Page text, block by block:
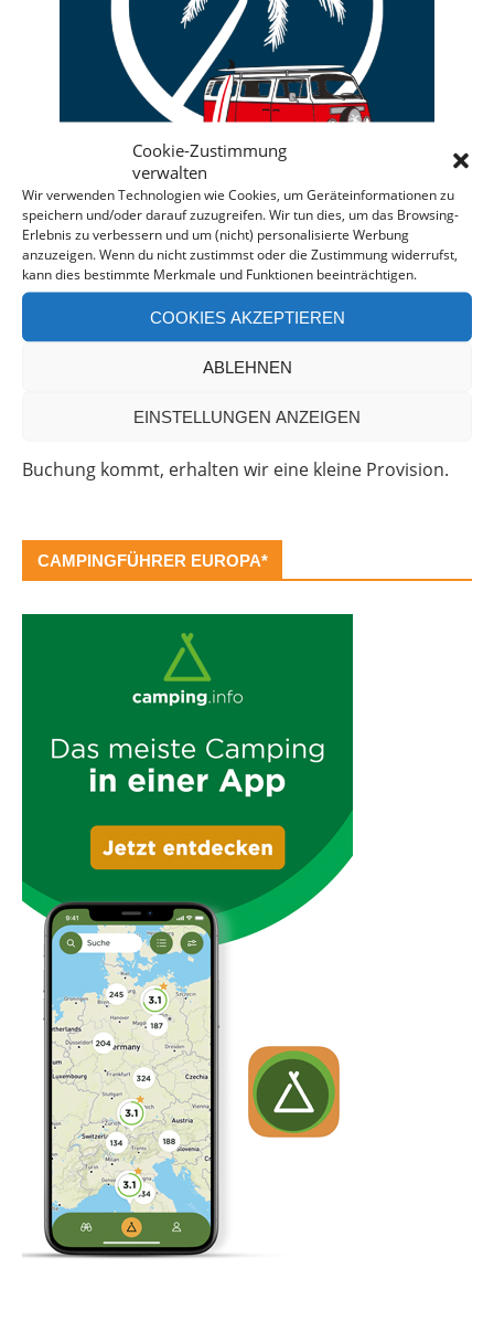
Cookie-Zustimmung
verwalten
Wir verwenden Technologien wie Cookies, um Geräteinformationen zu
speichern und/oder darauf zuzugreifen. Wir tun dies, um das Browsing-
Erlebnis zu verbessern und um (nicht) personalisierte Werbung
anzuzeigen. Wenn du nicht zustimmst oder die Zustimmung widerrufst,
kann dies bestimmte Merkmale und Funktionen beeinträchtigen.
COOKIES AKZEPTIEREN
ABLEHNEN
EINSTELLUNGEN ANZEIGEN
Deine individuelle Beratung bei der Campermiete
in Deutschland und Europa.
Bei einer Anfrage über diesen Banner erhältst Du
Rabatt! *
Offenlegung: Die Anfrage bei der Camper Oase ist
Buchung kommt, erhalten wir eine kleine Provision.
CAMPINGFÜHRER EUROPA*